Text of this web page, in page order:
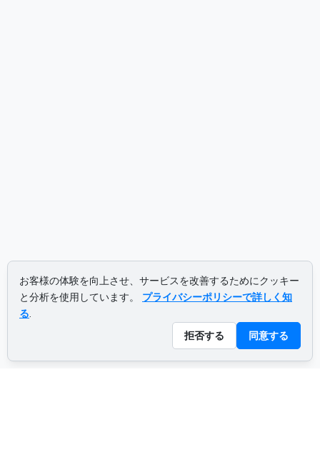
お客様の体験を向上させ、サービスを改善するためにクッキー
と分析を使用しています。
プライバシーポリシーで詳しく知
る.
拒否する
同意する